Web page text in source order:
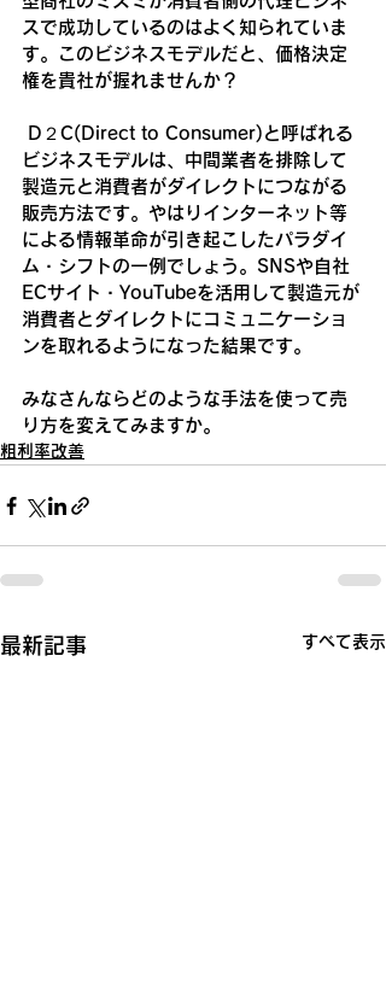
スで成功しているのはよく知られていま
す。このビジネスモデルだと、価格決定
権を貴社が握れませんか？
ビジネスモデルは、中間業者を排除して
製造元と消費者がダイレクトにつながる
販売方法です。やはりインターネット等
による情報革命が引き起こしたパラダイ
ム・シフトの一例でしょう。SNSや自社
ECサイト・YouTubeを活用して製造元が
消費者とダイレクトにコミュニケーショ
ンを取れるようになった結果です。
みなさんならどのような手法を使って売
り方を変えてみますか。
粗利率改善
最新記事 すべて表示